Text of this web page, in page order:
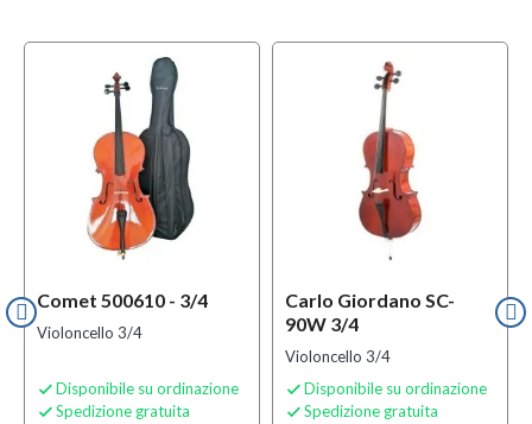
Comet 500610 - 3/4
Violoncello 3/4
 Disponibile su ordinazione
 Spedizione gratuita
Carlo Giordano SC-
90W 3/4
Violoncello 3/4
 Disponibile su ordinazione
 Spedizione gratuita